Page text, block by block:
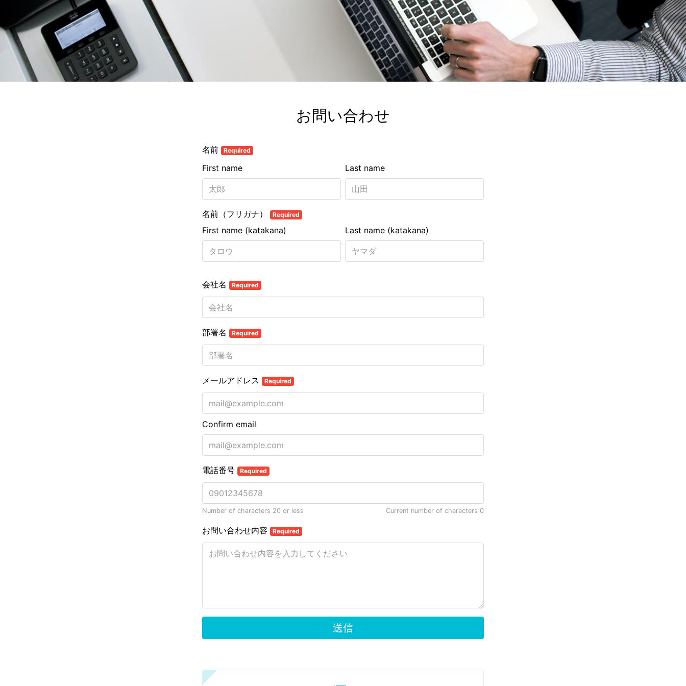
お問い合わせ
名前 Required
Last name
First name
名前（フリガナ） Required
Last name (katakana)
First name (katakana)
会社名 Required
部署名 Required
メールアドレス Required
Confirm email
電話番号 Required
Number of characters 20 or less Current number of characters 0
お問い合わせ内容 Required
送信